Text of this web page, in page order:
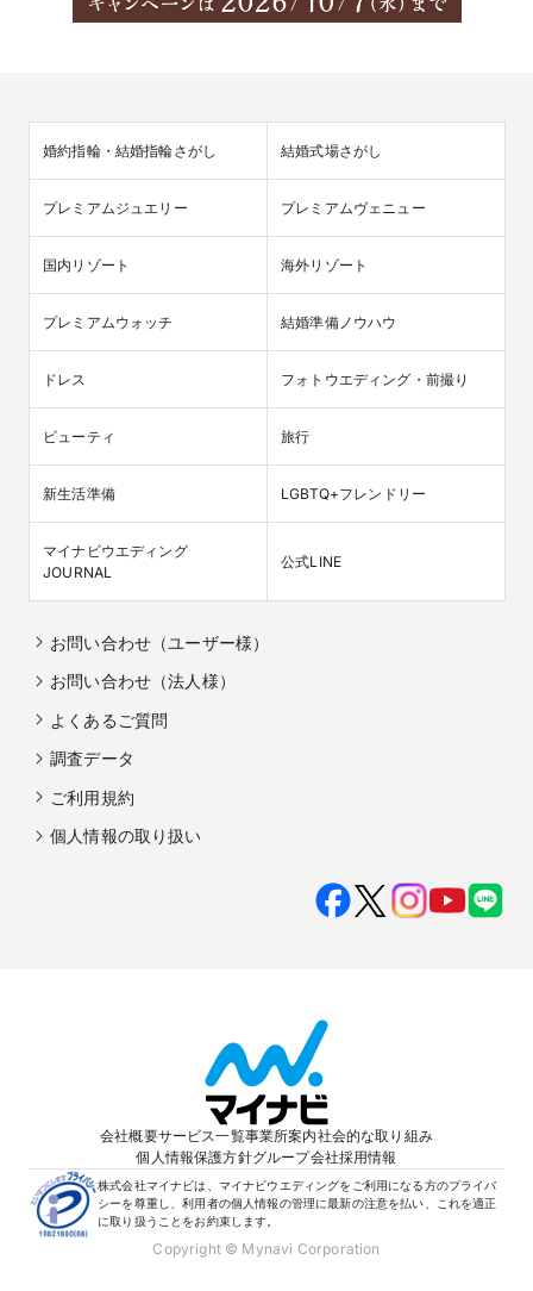
婚約指輪・結婚指輪さがし 結婚式場さがし
プレミアムジュエリー プレミアムヴェニュー
国内リゾート 海外リゾート
プレミアムウォッチ 結婚準備ノウハウ
ドレス フォトウエディング・前撮り
ビューティ 旅行
新生活準備 LGBTQ+フレンドリー
マイナビウエディング
JOURNAL
公式LINE
お問い合わせ（ユーザー様）
お問い合わせ（法人様）
よくあるご質問
調査データ
ご利用規約
個人情報の取り扱い
会社概要サービス一覧事業所案内社会的な取り組み
個人情報保護方針グループ会社採用情報
株式会社マイナビは、マイナビウエディングをご利用になる方のプライバ
シーを尊重し、利用者の個人情報の管理に最新の注意を払い、これを適正
に取り扱うことをお約束します。
Copyright © Mynavi Corporation